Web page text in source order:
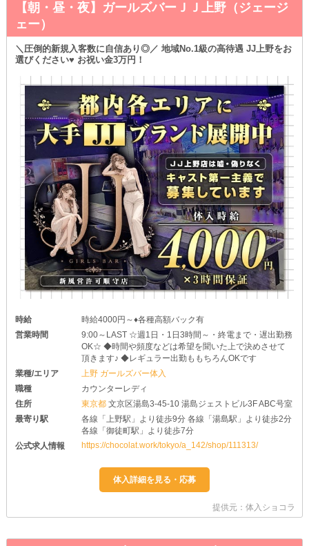
【朝・昼・夜】ガールズバーＪＪ上野（ジェージ
ェー）
＼圧倒的新規入客数に自信あり◎／ 地域No.1級の高待遇 JJ上野をお
選びください♥ お祝い金3万円！
時給
時給4000円～♦各種高額バック有
営業時間
9:00～LAST ☆週1日・1日3時間～・終電まで・遅出勤務
OK☆ ◆時間や頻度などは希望を聞いた上で決めさせて
頂きます♪ ◆レギュラー出勤ももちろんOKです
業種/エリア
上野 ガールズバー体入
職種
カウンターレディ
住所
東京都文京区湯島3-45-10 湯島ジェストビル3F ABC号室
最寄り駅
各線「上野駅」より徒歩9分 各線「湯島駅」より徒歩2分
各線「御徒町駅」より徒歩7分
公式求人情報
https://chocolat.work/tokyo/a_142/shop/111313/
提供元：体入ショコラ